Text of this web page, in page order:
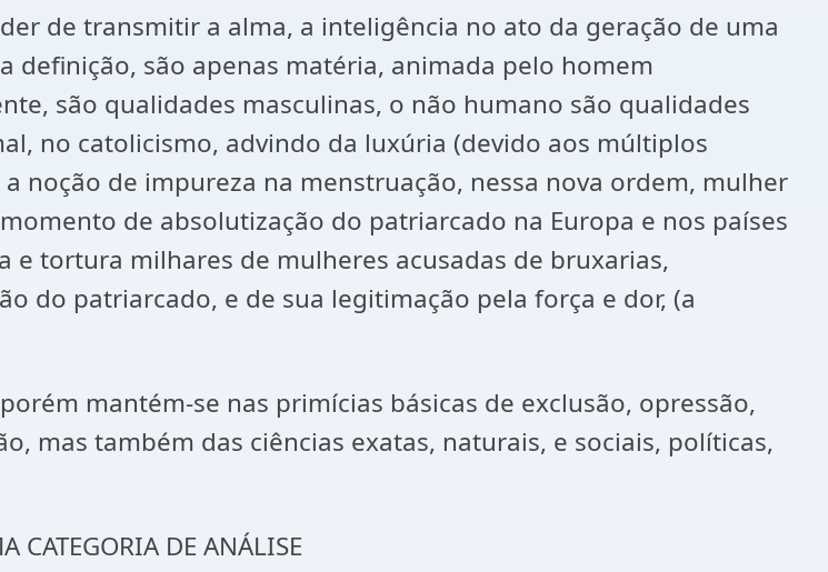
transmitir a alma, a inteligência no ato da geração de uma
definição, são apenas matéria, animada pelo homem
são qualidades masculinas, o não humano são qualidades
no catolicismo, advindo da luxúria (devido aos múltiplos
noção de impureza na menstruação, nessa nova ordem, mulher
de absolutização do patriarcado na Europa e nos países
e tortura milhares de mulheres acusadas de bruxarias,
do patriarcado, e de sua legitimação pela força e dor, (a
mantém-se nas primícias básicas de exclusão, opressão,
mas também das ciências exatas, naturais, e sociais, políticas,
CATEGORIA DE ANÁLISE